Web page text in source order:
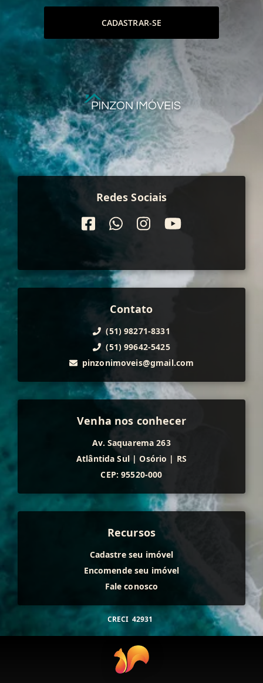
CADASTRAR-SE
Redes Sociais
Contato
(51) 98271-8331
(51) 99642-5425
pinzonimoveis@gmail.com
Venha nos conhecer
Av. Saquarema 263
Atlântida Sul | Osório | RS
CEP: 95520-000
Recursos
Cadastre seu imóvel
Encomende seu imóvel
Fale conosco
CRECI 42931